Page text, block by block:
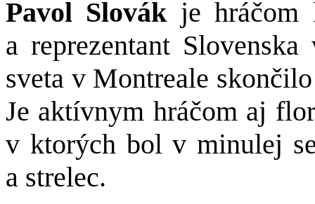
Pavol Slovák je
a reprezentant
sveta v Montreale
Je aktívnym hráčom aj
v ktorých bol v minulej
a strelec.